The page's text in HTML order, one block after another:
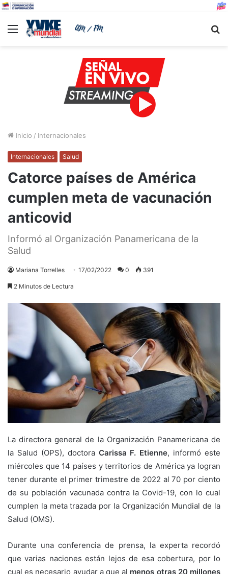
Menu
Inicio / Internacionales
Internacionales Salud
Catorce países de América
cumplen meta de vacunación
anticovid
Informó al Organización Panamericana de la
Salud
Mariana Torrelles 17/02/2022 0 391
2 Minutos de Lectura
La directora general de la Organización Panamericana de
la Salud (OPS), doctora Carissa F. Etienne, informó este
miércoles que 14 países y territorios de América ya logran
tener durante el primer trimestre de 2022 al 70 por ciento
de su población vacunada contra la Covid-19, con lo cual
cumplen la meta trazada por la Organización Mundial de la
Salud (OMS).
Durante una conferencia de prensa, la experta recordó
que varias naciones están lejos de esa cobertura, por lo
cual es necesario ayudar a que al menos otras 20 millones